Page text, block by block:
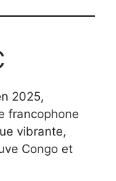
2025,
francophone
vibrante,
Congo et